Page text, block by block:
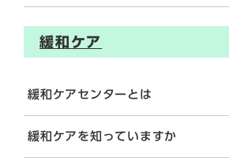
緩和ケア
緩和ケアセンターとは
緩和ケアを知っていますか